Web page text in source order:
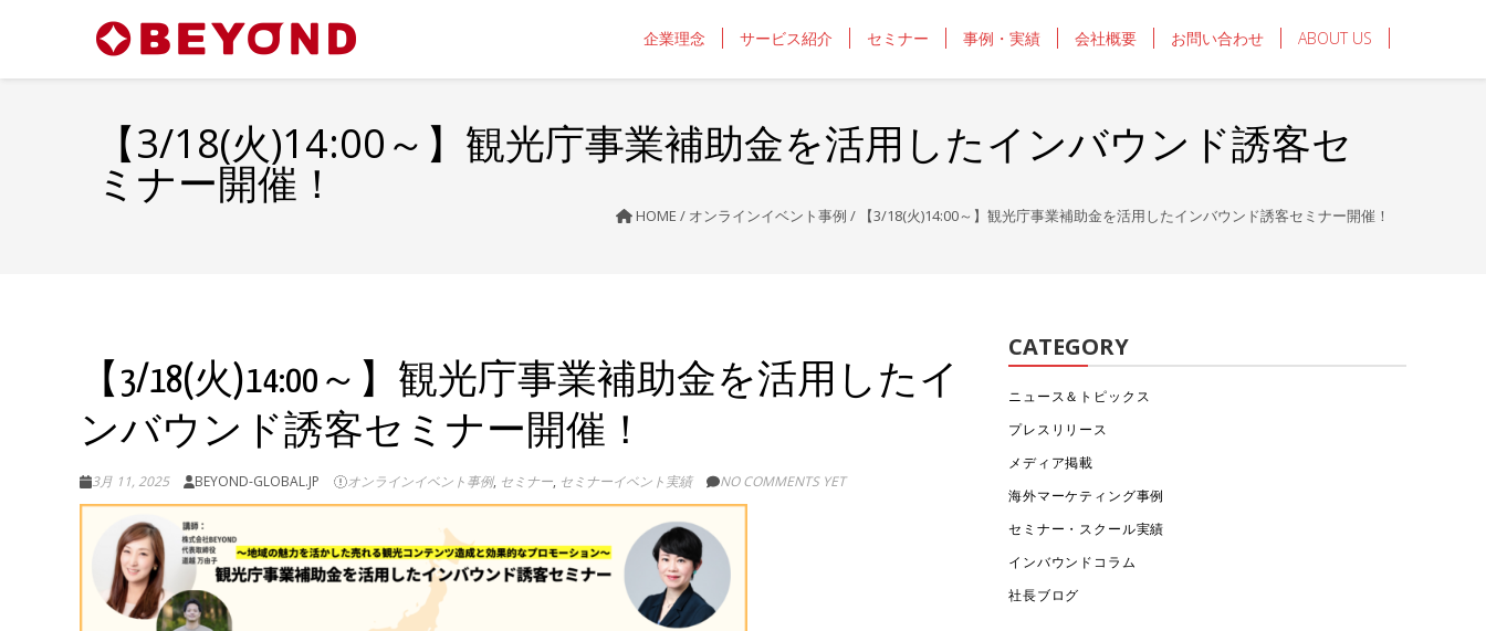
企業理念 サービス紹介 セミナー 事例・実績 会社概要 お問い合わせ ABOUT US
【3/18(火)14:00～】観光庁事業補助金を活用したインバウンド誘客セ
ミナー開催！
HOME / オンラインイベント事例 / 【3/18(火)14:00～】観光庁事業補助金を活用したインバウンド誘客セミナー開催！
【3/18(火)14:00～】観光庁事業補助金を活用したイ
ンバウンド誘客セミナー開催！
3月 11, 2025 BEYOND-GLOBAL.JP オンラインイベント事例, セミナー, セミナーイベント実績 NO COMMENTS YET
CATEGORY
ニュース＆トピックス
プレスリリース
メディア掲載
海外マーケティング事例
セミナー・スクール実績
インバウンドコラム
社長ブログ